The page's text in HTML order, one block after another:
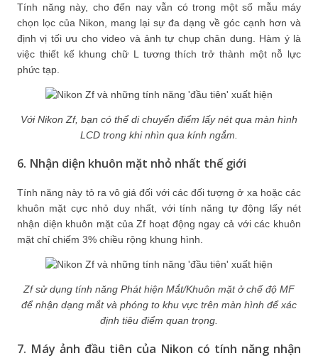
Tính năng này, cho đến nay vẫn có trong một số mẫu máy
chọn lọc của Nikon, mang lại sự đa dạng về góc cạnh hơn và
định vị tối ưu cho video và ảnh tự chụp chân dung. Hàm ý là
việc thiết kế khung chữ L tương thích trở thành một nỗ lực
phức tạp.
Với Nikon Zf, bạn có thể di chuyển điểm lấy nét qua màn hình
LCD trong khi nhìn qua kính ngắm.
6. Nhận diện khuôn mặt nhỏ nhất thế giới
Tính năng này tỏ ra vô giá đối với các đối tượng ở xa hoặc các
khuôn mặt cực nhỏ duy nhất, với tính năng tự động lấy nét
nhận diện khuôn mặt của Zf hoạt động ngay cả với các khuôn
mặt chỉ chiếm 3% chiều rộng khung hình.
Zf sử dụng tính năng Phát hiện Mắt/Khuôn mặt ở chế độ MF
để nhận dạng mắt và phóng to khu vực trên màn hình để xác
định tiêu điểm quan trọng.
7. Máy ảnh đầu tiên của Nikon có tính năng nhận